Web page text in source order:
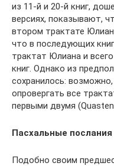
из 11-й и 20-й книг,
версиях, показывают,
втором трактате
что в последующих
трактат Юлиана и
книг. Однако из
сохранилось:
опровергать все
первыми двумя (Quasten
Пасхальные послания
Подобно своим